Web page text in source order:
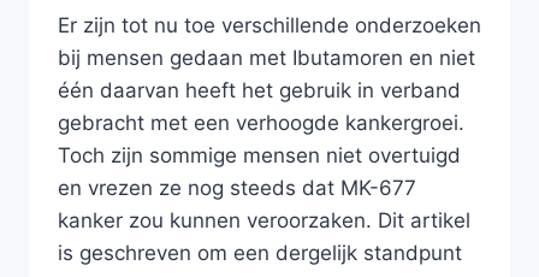
Er zijn tot nu toe verschillende onderzoeken
bij mensen gedaan met Ibutamoren en niet
één daarvan heeft het gebruik in verband
gebracht met een verhoogde kankergroei.
Toch zijn sommige mensen niet overtuigd
en vrezen ze nog steeds dat MK-677
kanker zou kunnen veroorzaken. Dit artikel
is geschreven om een dergelijk standpunt